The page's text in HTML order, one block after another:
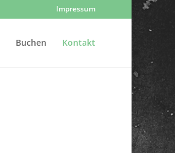
Impressum
Buchen Kontakt